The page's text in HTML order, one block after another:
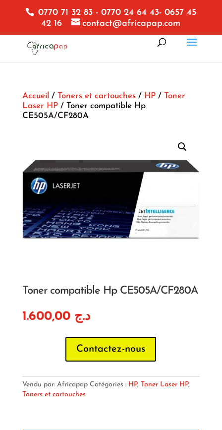
0770 71 32 83 - 0770 24 64 43- 0657 45
42 16
contact@africapap.com
Accueil / Toners et cartouches/ HP/ Toner
Laser HP/ Toner compatible Hp
CE505A/CF280A
Toner compatible Hp CE505A/CF280A
د.ج 1.600,00
Contactez-nous
Vendu par: Africapap Catégories : HP, Toner Laser HP,
Toners et cartouches